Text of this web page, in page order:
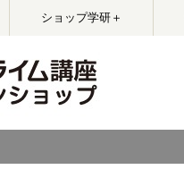
ショップ学研＋